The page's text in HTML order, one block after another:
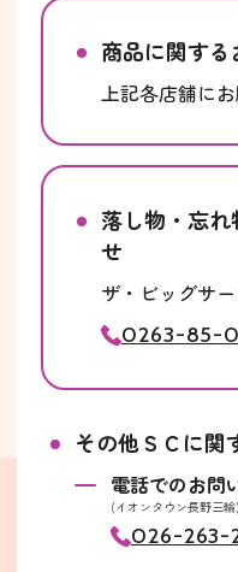
商品に関す
上記各店舗にお
落し物・忘
せ
ザ・ビッグサ
0263-85-
その他ＳＣに関
電話でのお問
(イオンタウン長野三輪)
026-263-